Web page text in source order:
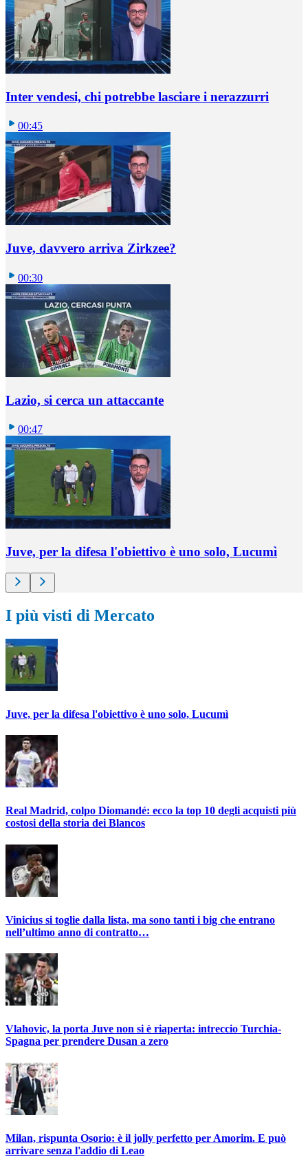
Inter vendesi, chi potrebbe lasciare i nerazzurri
00:45
Juve, davvero arriva Zirkzee?
00:30
Lazio, si cerca un attaccante
00:47
Juve, per la difesa l'obiettivo è uno solo, Lucumì
I più visti di Mercato
Juve, per la difesa l'obiettivo è uno solo, Lucumì
Real Madrid, colpo Diomandé: ecco la top 10 degli acquisti più
costosi della storia dei Blancos
Vinicius si toglie dalla lista, ma sono tanti i big che entrano
nell’ultimo anno di contratto…
Vlahovic, la porta Juve non si è riaperta: intreccio Turchia-
Spagna per prendere Dusan a zero
Milan, rispunta Osorio: è il jolly perfetto per Amorim. E può
arrivare senza l'addio di Leao